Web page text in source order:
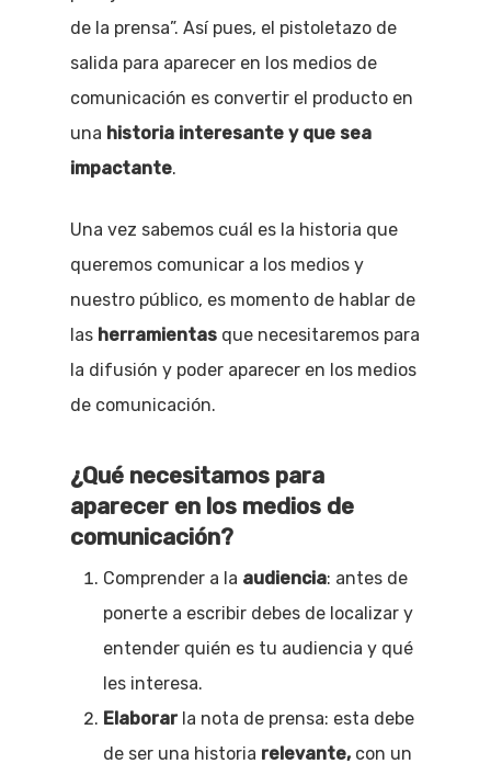
de la prensa”. Así pues, el pistoletazo de
salida para aparecer en los medios de
comunicación es convertir el producto en
una historia interesante y que sea
impactante.
Una vez sabemos cuál es la historia que
queremos comunicar a los medios y
nuestro público, es momento de hablar de
las herramientas que necesitaremos para
la difusión y poder aparecer en los medios
de comunicación.
¿Qué necesitamos para
aparecer en los medios de
comunicación?
Comprender a la audiencia: antes de
ponerte a escribir debes de localizar y
entender quién es tu audiencia y qué
les interesa.
Elaborar la nota de prensa: esta debe
de ser una historia relevante, con un